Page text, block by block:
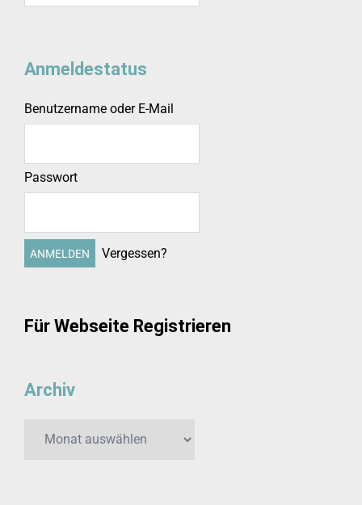
Anmeldestatus
Benutzername oder E-Mail
Passwort
Vergessen?
Für Webseite Registrieren
Archiv